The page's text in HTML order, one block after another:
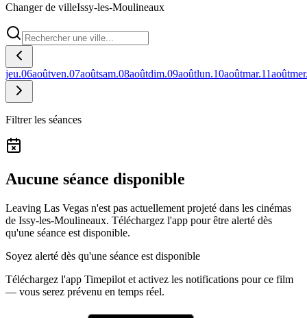
Changer de villeIssy-les-Moulineaux
jeu.06aoûtven.07aoûtsam.08aoûtdim.09aoûtlun.10aoûtmar.11août
Filtrer les séances
Aucune séance disponible
Leaving Las Vegas n'est pas actuellement projeté dans les cinémas
de Issy-les-Moulineaux. Téléchargez l'app pour être alerté dès
qu'une séance est disponible.
Soyez alerté dès qu'une séance est disponible
Téléchargez l'app Timepilot et activez les notifications pour ce film
— vous serez prévenu en temps réel.